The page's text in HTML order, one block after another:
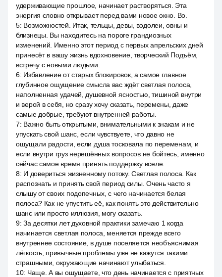
удерживающие прошлое, начинает растворяться. Эта
энергия словно открывает перед вами новое окно. Во.
5: Возможностей. Итак, тельцы, девы, водолеи, овны и
близнецы. Вы находитесь на пороге грандиозных
изменений. Именно этот период с первых апрельских дней
принесёт в вашу жизнь вдохновение, творческий Подъём,
встречу с новыми людьми.
6: Избавление от старых блокировок, а самое главное
глубинное ощущение смысла вас ждёт светлая полоса,
наполненная удачей, душевной ясностью, тишиной внутри
и верой в себя, но сразу хочу сказать, перемены, даже
самые добрые, требуют внутренней работы.
7: Важно быть открытыми, внимательными к знакам и не
упускать свой шанс, если чувствуете, что давно не
ощущали радости, если душа тосковала по переменам, и
если внутри груз нерешённых вопросов не бойтесь, именно
сейчас самое время принять поддержку вселе.
8: И довериться жизненному потоку. Светлая полоса. Как
распознать и принять свой период силы. Очень часто я
слышу от своих подопечных, с чего начинается белая
полоса? Как не упустить её, как понять это действительно
шанс или просто иллюзия, могу сказать.
9:За десятки лет духовной практики замечаю 1 когда
начинается светлая полоса, меняется прежде всего
внутреннее состояние, в душе поселяется необъяснимая
лёгкость, привычные проблемы уже не кажутся такими
страшными, окружающие начинают улыбаться.
10: Чаще. А вы ощущаете, что день начинается с приятных